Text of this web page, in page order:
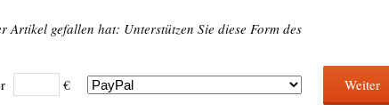
Artikel gefallen hat: Unterstützen Sie diese Form des
€ Weiter